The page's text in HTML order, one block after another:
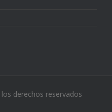
derechos reservados